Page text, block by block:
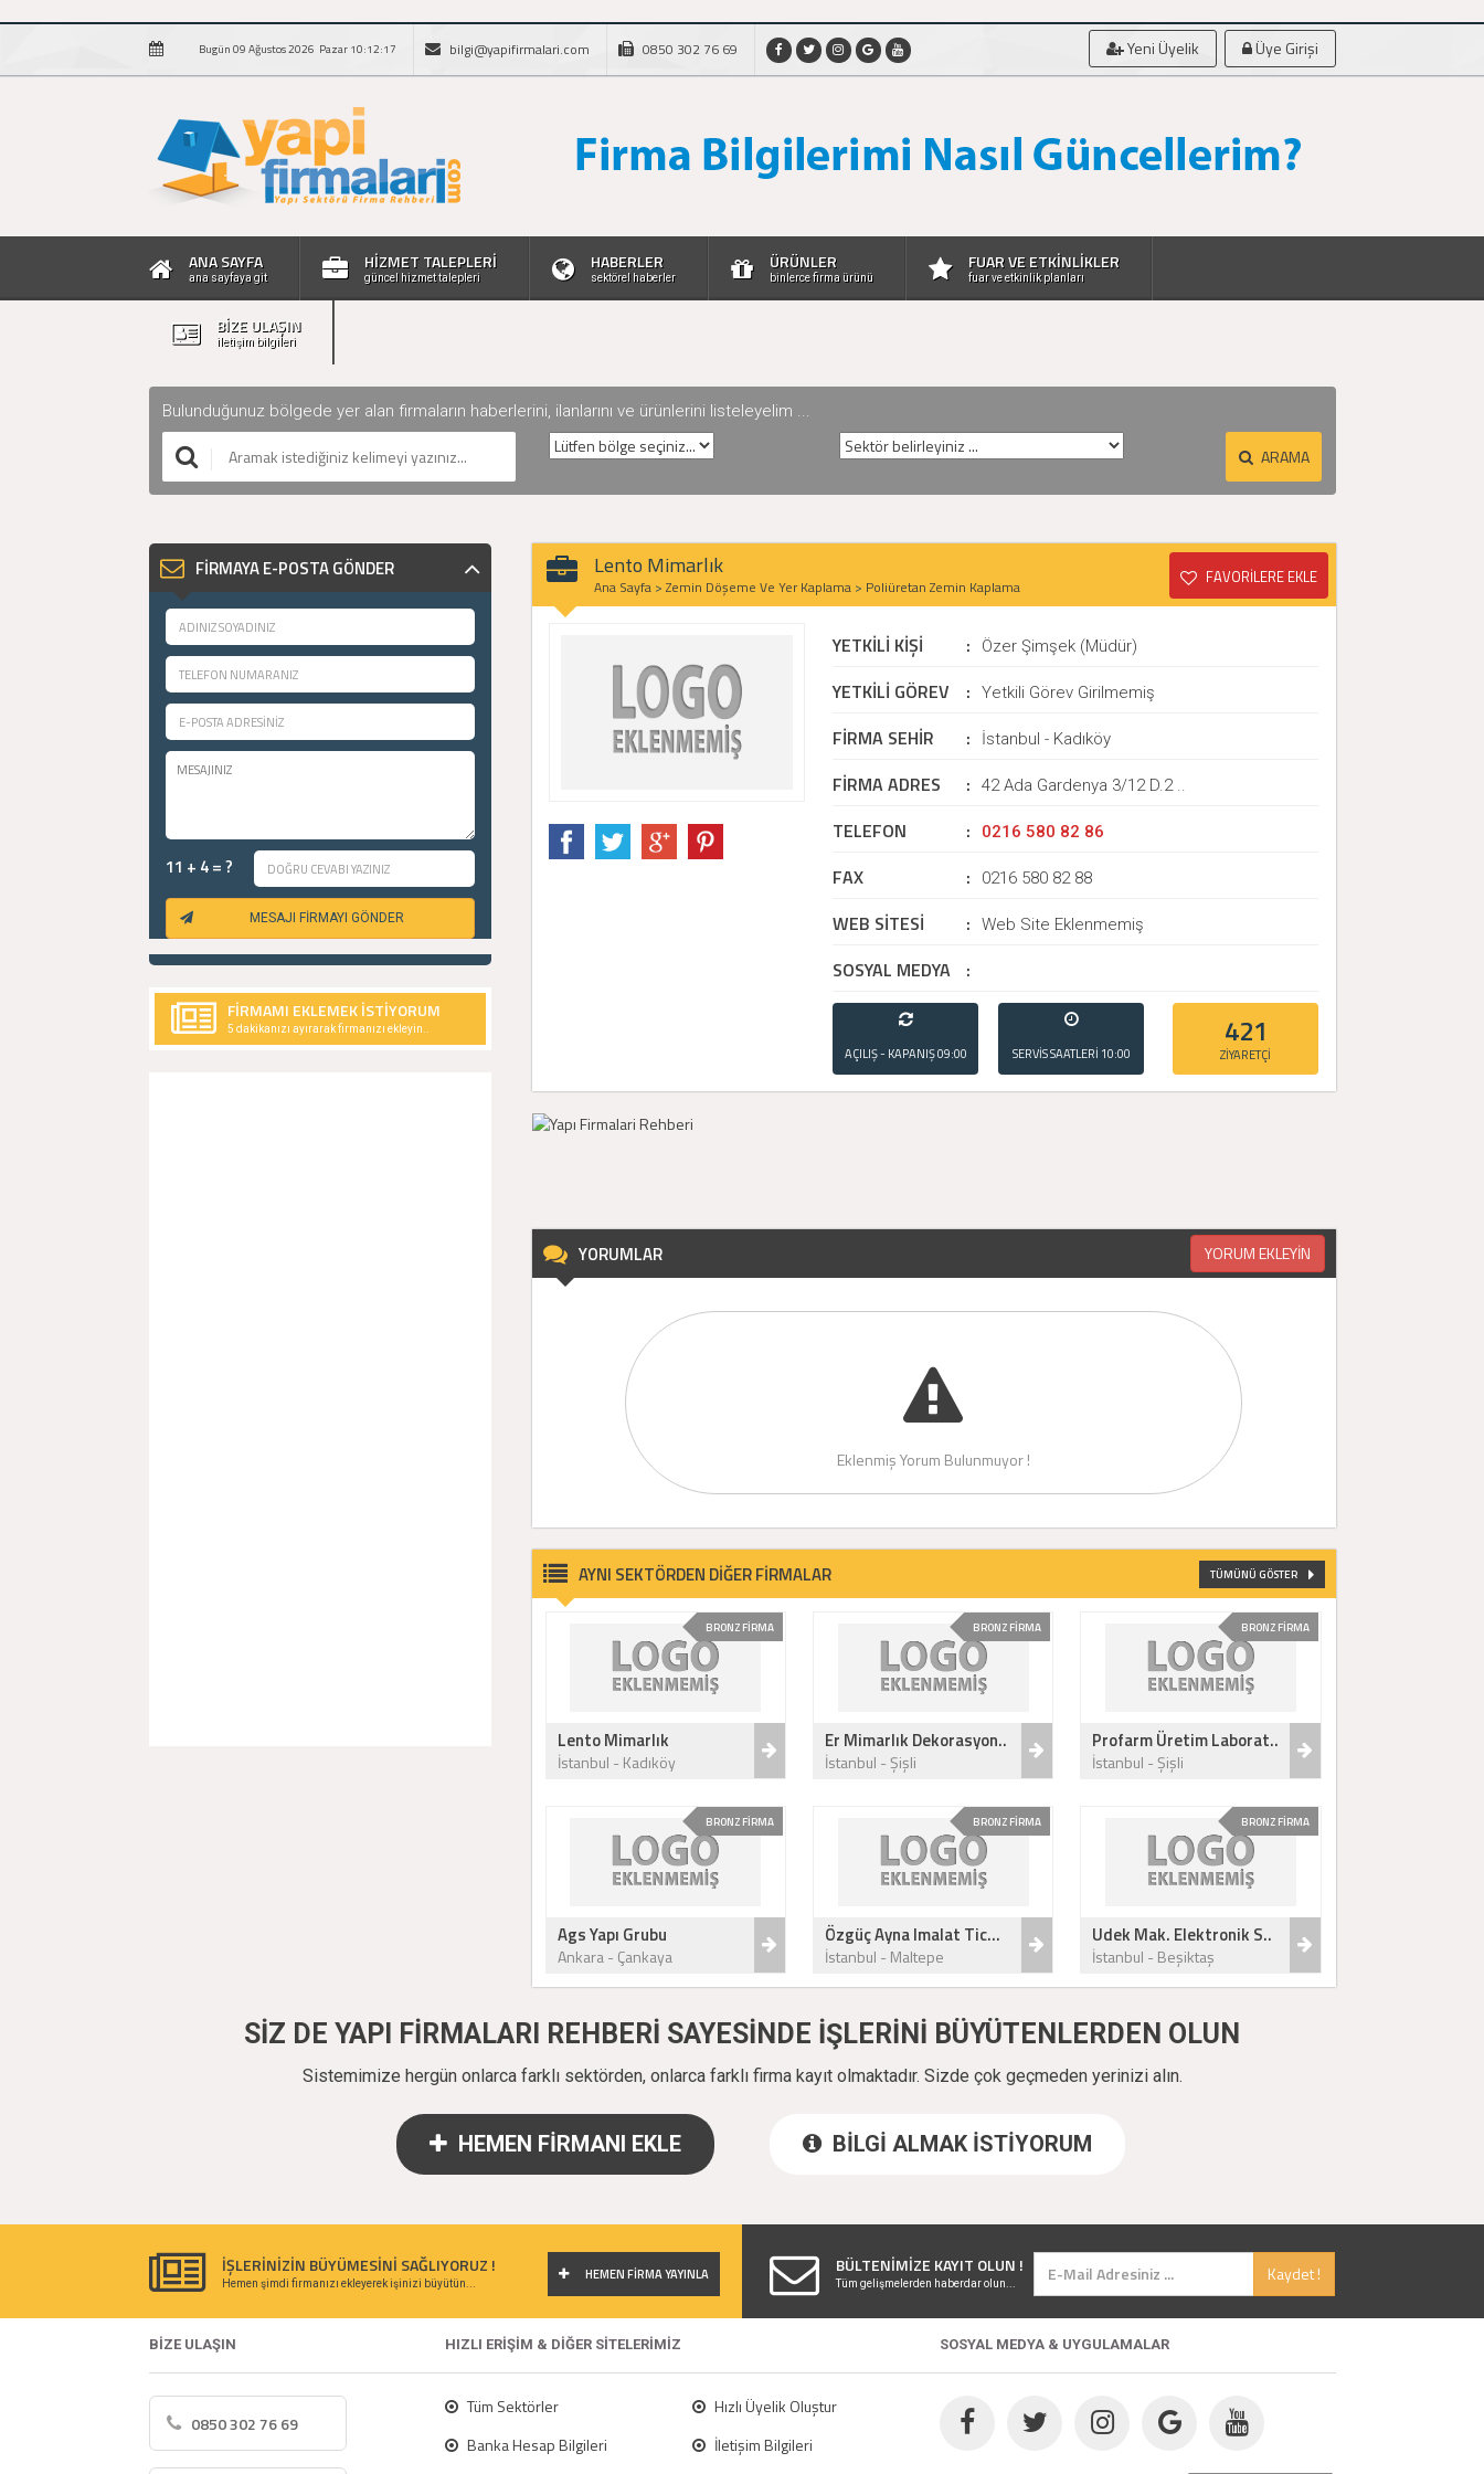
Bugün 09 Ağustos 2026 Pazar 10:12:18 bilgi@yapifirmalari.com 0850 302 76 69 Yeni Üyelik Üye Girişi
ANA SAYFA
ana sayfaya git
HİZMET TALEPLERİ
güncel hizmet talepleri
HABERLER
sektörel haberler
ÜRÜNLER
binlerce firma ürünü
FUAR VE ETKİNLİKLER
fuar ve etkinlik planları
BİZE ULAŞIN
iletişim bilgileri
Bulunduğunuz bölgede yer alan firmaların haberlerini, ilanlarını ve ürünlerini listeleyelim ...
ARAMA
FİRMAYA E-POSTA GÖNDER
11 + 4 = ?
MESAJI FİRMAYI GÖNDER
FİRMAMI EKLEMEK İSTİYORUM
5 dakikanızı ayırarak firmanızı ekleyin..
Lento Mimarlık
Ana Sayfa > Zemin Döşeme Ve Yer Kaplama> Poliüretan Zemin Kaplama FAVORİLERE EKLE
YETKİLİ KİŞİ : Özer Şimşek (Müdür)
YETKİLİ GÖREV : Yetkili Görev Girilmemiş
FİRMA SEHİR : İstanbul - Kadıköy
FİRMA ADRES : 42 Ada Gardenya 3/12 D.2 ..
TELEFON : 0216 580 82 86
FAX : 0216 580 82 88
WEB SİTESİ : Web Site Eklenmemiş
SOSYAL MEDYA :
AÇILIŞ - KAPANIŞ09:00
- 21:00
SERVİS SAATLERİ 10:00
- 20:00
421
ZİYARETÇİ
YORUMLAR YORUM EKLEYİN
Eklenmiş Yorum Bulunmuyor !
AYNI SEKTÖRDEN DİĞER FİRMALAR TÜMÜNÜ GÖSTER
BRONZ FİRMA
Lento Mimarlık
İstanbul - Kadıköy
BRONZ FİRMA
Er Mimarlık Dekorasyon..
İstanbul - Şişli
BRONZ FİRMA
Profarm Üretim Laborat..
İstanbul - Şişli
BRONZ FİRMA
Ags Yapı Grubu
Ankara - Çankaya
BRONZ FİRMA
Özgüç Ayna Imalat Tic...
İstanbul - Maltepe
BRONZ FİRMA
Udek Mak. Elektronik S..
İstanbul - Beşiktaş
SİZ DE YAPI FİRMALARI REHBERİ SAYESİNDE İŞLERİNİ BÜYÜTENLERDEN OLUN
Sistemimize hergün onlarca farklı sektörden, onlarca farklı firma kayıt olmaktadır. Sizde çok geçmeden yerinizi alın.
HEMEN FİRMANI EKLE BİLGİ ALMAK İSTİYORUM
İŞLERİNİZİN BÜYÜMESİNİ SAĞLIYORUZ ! HEMEN FİRMA YAYINLA
Hemen şimdi firmanızı ekleyerek işinizi büyütün...
BÜLTENİMİZE KAYIT OLUN ! Kaydet !
Tüm gelişmelerden haberdar olun...
BİZE ULAŞIN HIZLI ERİŞİM & DİĞER SİTELERİMİZ SOSYAL MEDYA & UYGULAMALAR
0850 302 76 69
Tüm Sektörler
Hızlı Üyelik Oluştur
Banka Hesap Bilgileri
İletişim Bilgileri